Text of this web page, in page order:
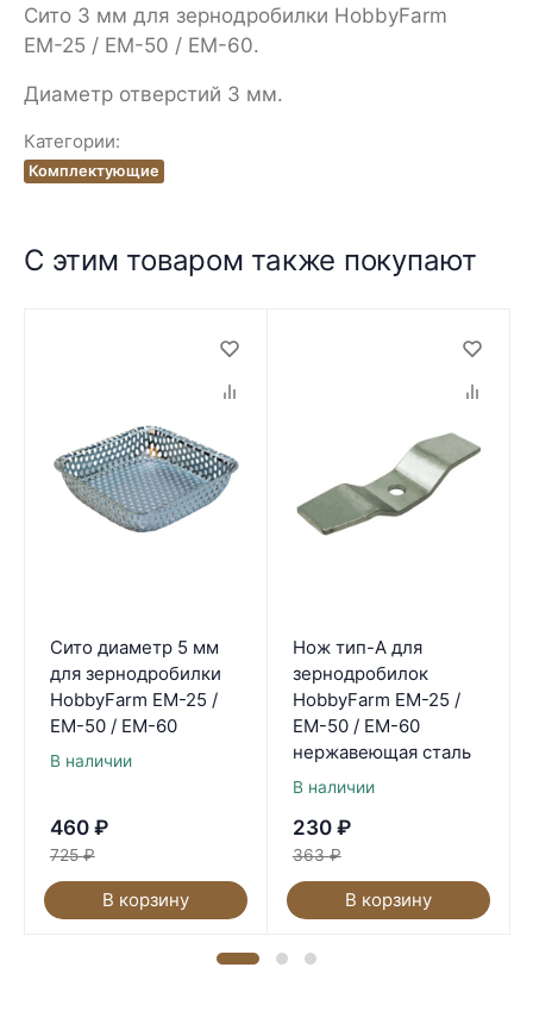
Сито 3 мм для зернодробилки HobbyFarm
ЕМ-25 / ЕМ-50 / ЕМ-60.
Диаметр отверстий 3 мм.
Категории:
Комплектующие
С этим товаром также покупают
Сито диаметр 5 мм
для зернодробилки
HobbyFarm ЕМ-25 /
ЕМ-50 / ЕМ-60
В наличии
460 ₽
725 ₽
В корзину
Нож тип-A для
зернодробилок
HobbyFarm ЕМ-25 /
ЕМ-50 / ЕМ-60
нержавеющая сталь
В наличии
230 ₽
363 ₽
В корзину